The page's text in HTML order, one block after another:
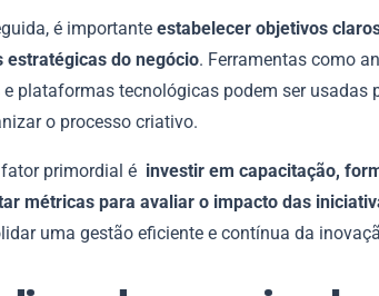
é importante estabelecer objetivos
estratégicas do negócio. Ferramentas como
e plataformas tecnológicas podem ser usadas
o processo criativo.
primordial é investir em capacitação,
métricas para avaliar o impacto das
uma gestão eficiente e contínua da